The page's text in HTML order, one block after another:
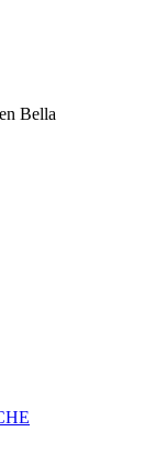
Bella